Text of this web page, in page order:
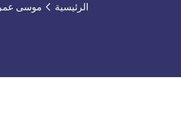
الرئيسية موسى عمر